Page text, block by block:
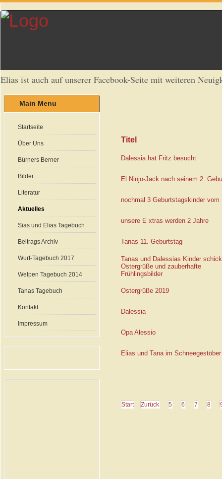
Elias ist auch auf unserer Facebook-Seite mit weiteren
Main Menu
Startseite
Über Uns
Bürners Berner
Bilder
Literatur
Aktuelles
Sias und Elias Tagebuch
Beitrags Archiv
Wurf-Tagebuch 2017
Welpen Tagebuch 2014
Tanas Tagebuch
Kontakt
Impressum
Titel
Dalessia hat Fritz besucht
El Ninjo-Jack nach seinem 2.
nochmal 3 Geburtstagskinder vom
unsere E xtras werden 2 Jahre
Tanas 11. Geburtstag
Tanas und Dalessias Kinder
Ostergrüße und zauberhafte
Frühlingsbilder
Ostergrüße 2019
Dalessia
Opa Alessio
Elias und Tana im Schneegestöber
Start Zurück 5 6 7 8